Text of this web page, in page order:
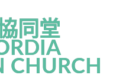
同堂
CHURCH